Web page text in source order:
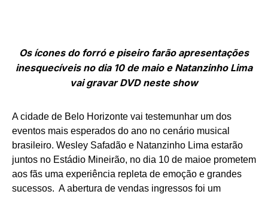
Os ícones do forró e piseiro farão apresentações
inesquecíveis no dia 10 de maio e Natanzinho Lima
vai gravar DVD neste show
A cidade de Belo Horizonte vai testemunhar um dos
eventos mais esperados do ano no cenário musical
brasileiro. Wesley Safadão e Natanzinho Lima estarão
juntos no Estádio Mineirão, no dia 10 de maioe prometem
aos fãs uma experiência repleta de emoção e grandes
sucessos. A abertura de vendas ingressos foi um